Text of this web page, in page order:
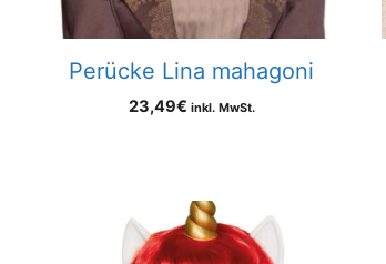
Perücke Lina mahagoni
23,49€ inkl. MwSt.